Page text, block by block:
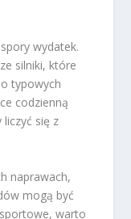
wydatek.
silniki, które
typowych
codzienną
się z
naprawach,
mogą być
warto